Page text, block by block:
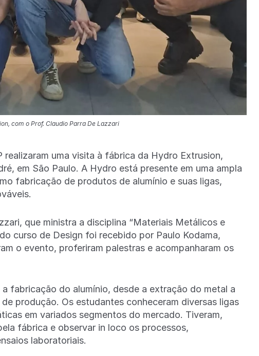
com o Prof. Claudio Parra De Lazzari
realizaram uma visita à fábrica da Hydro Extrusion,
em São Paulo. A Hydro está presente em uma ampla
fabricação de produtos de alumínio e suas ligas,
que ministra a disciplina “Materiais Metálicos e
curso de Design foi recebido por Paulo Kodama,
o evento, proferiram palestras e acompanharam os
fabricação do alumínio, desde a extração do metal a
produção. Os estudantes conheceram diversas ligas
em variados segmentos do mercado. Tiveram,
fábrica e observar in loco os processos,
laboratoriais.